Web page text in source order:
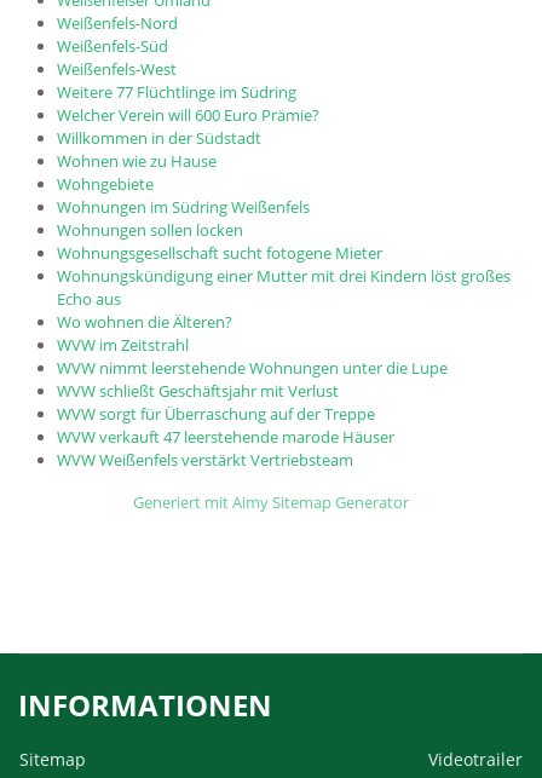
Weißenfels-Nord
Weißenfels-Süd
Weißenfels-West
Weitere 77 Flüchtlinge im Südring
Welcher Verein will 600 Euro Prämie?
Willkommen in der Südstadt
Wohnen wie zu Hause
Wohngebiete
Wohnungen im Südring Weißenfels
Wohnungen sollen locken
Wohnungsgesellschaft sucht fotogene Mieter
Wohnungskündigung einer Mutter mit drei Kindern löst großes
Echo aus
Wo wohnen die Älteren?
WVW im Zeitstrahl
WVW nimmt leerstehende Wohnungen unter die Lupe
WVW schließt Geschäftsjahr mit Verlust
WVW sorgt für Überraschung auf der Treppe
WVW verkauft 47 leerstehende marode Häuser
WVW Weißenfels verstärkt Vertriebsteam
Generiert mit Aimy Sitemap Generator
INFORMATIONEN
Sitemap
Videotrailer